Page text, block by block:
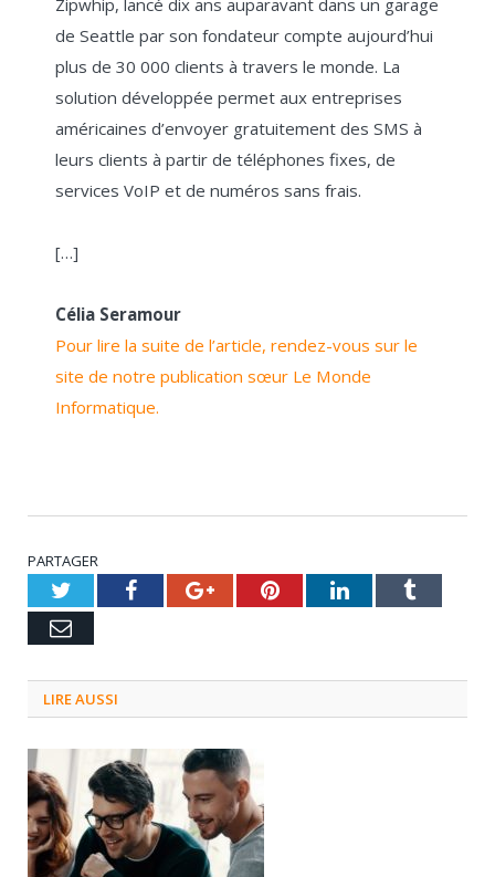
Zipwhip, lancé dix ans auparavant dans un garage
de Seattle par son fondateur compte aujourd’hui
plus de 30 000 clients à travers le monde. La
solution développée permet aux entreprises
américaines d’envoyer gratuitement des SMS à
leurs clients à partir de téléphones fixes, de
services VoIP et de numéros sans frais.
[…]
Célia Seramour
Pour lire la suite de l’article, rendez-vous sur le
site de notre publication sœur Le Monde
Informatique.
PARTAGER
TwitterFacebookGoogle+PinterestLinkedInTumblr
Email
LIRE AUSSI